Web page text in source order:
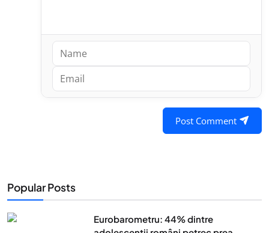
Post Comment
Popular Posts
Eurobarometru: 44% dintre